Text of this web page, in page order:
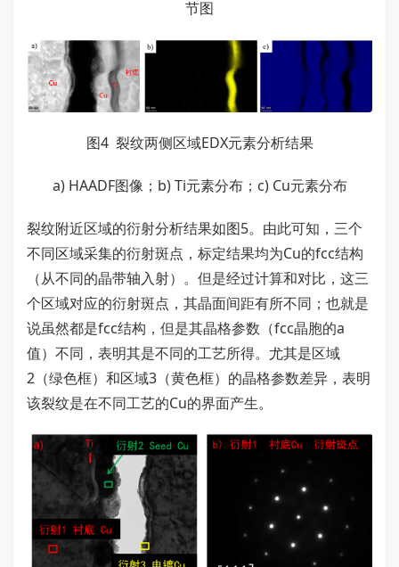
节图
图4 裂纹两侧区域EDX元素分析结果
a) HAADF图像；b) Ti元素分布；c) Cu元素分布
裂纹附近区域的衍射分析结果如图5。由此可知，三个
不同区域采集的衍射斑点，标定结果均为Cu的fcc结构
（从不同的晶带轴入射）。但是经过计算和对比，这三
个区域对应的衍射斑点，其晶面间距有所不同；也就是
说虽然都是fcc结构，但是其晶格参数（fcc晶胞的a
值）不同，表明其是不同的工艺所得。尤其是区域
2（绿色框）和区域3（黄色框）的晶格参数差异，表明
该裂纹是在不同工艺的Cu的界面产生。